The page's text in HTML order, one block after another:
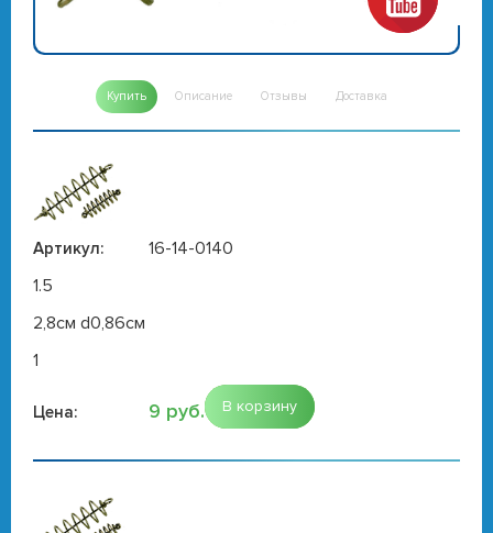
Купить Описание Отзывы Доставка
Артикул:
16-14-0140
1.5
2,8см d0,86см
1
Цена: 9 руб. В корзину